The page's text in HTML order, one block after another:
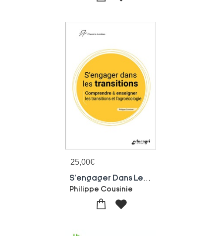
25,00€
Philippe Cousinie